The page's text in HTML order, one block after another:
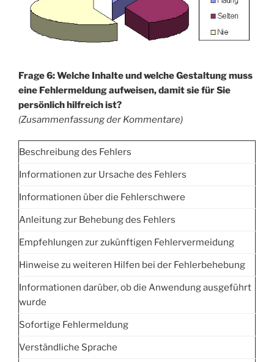
Frage 6: Welche Inhalte und welche Gestaltung muss
eine Fehlermeldung aufweisen, damit sie für Sie
persönlich hilfreich ist?
(Zusammenfassung der Kommentare)
Beschreibung des Fehlers
Informationen zur Ursache des Fehlers
Informationen über die Fehlerschwere
Anleitung zur Behebung des Fehlers
Empfehlungen zur zukünftigen Fehlervermeidung
Hinweise zu weiteren Hilfen bei der Fehlerbehebung
Informationen darüber, ob die Anwendung ausgeführt
wurde
Sofortige Fehlermeldung
Verständliche Sprache